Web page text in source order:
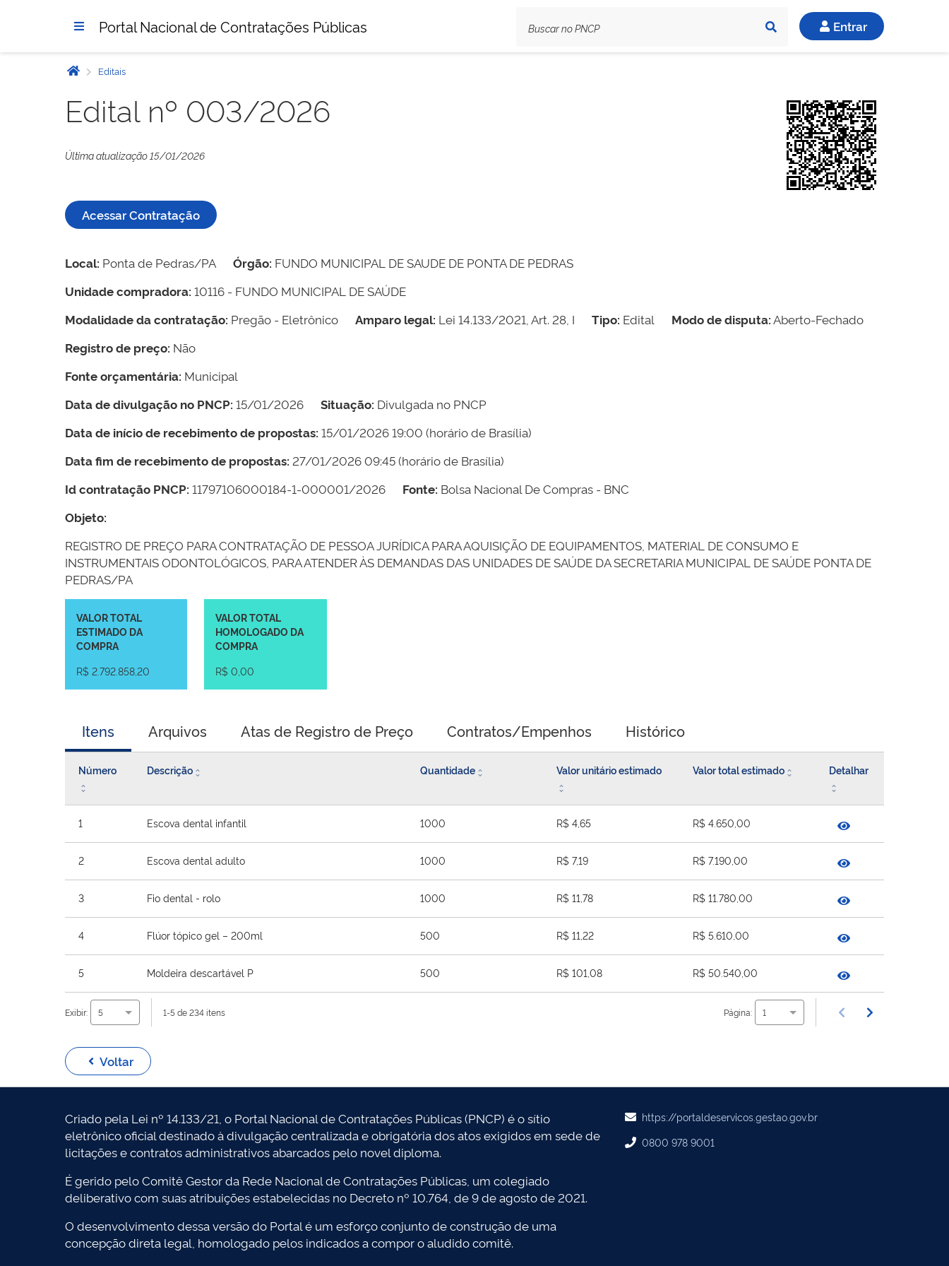
Portal Nacional de Contratações Públicas Entrar
Editais
Edital nº 003/2026
Última atualização 15/01/2026
Acessar Contratação
Local: Ponta de Pedras/PA Órgão: FUNDO MUNICIPAL DE SAUDE DE PONTA DE PEDRAS
Unidade compradora: 10116 - FUNDO MUNICIPAL DE SAÚDE
Modalidade da contratação: Pregão - Eletrônico Amparo legal: Lei 14.133/2021, Art. 28, I Tipo: Edital Modo de disputa:Aberto-Fechado
Registro de preço: Não
Fonte orçamentária: Municipal
Data de divulgação no PNCP: 15/01/2026 Situação: Divulgada no PNCP
Data de início de recebimento de propostas: 15/01/2026 19:00 (horário de Brasília)
Data fim de recebimento de propostas: 27/01/2026 09:45(horário de Brasília)
Id contratação PNCP: 11797106000184-1-000001/2026 Fonte: Bolsa Nacional De Compras - BNC
Objeto:
REGISTRO DE PREÇO PARA CONTRATAÇÃO DE PESSOA JURÍDICA PARA AQUISIÇÃO DE EQUIPAMENTOS, MATERIAL DE CONSUMO E
INSTRUMENTAIS ODONTOLÓGICOS, PARA ATENDER ÀS DEMANDAS DAS UNIDADES DE SAÚDE DA SECRETARIA MUNICIPAL DE SAÚDE PONTA DE
PEDRAS/PA
VALOR TOTAL
ESTIMADO DA
COMPRA
R$ 2.792.858,20
VALOR TOTAL
HOMOLOGADO DA
COMPRA
R$ 0,00
Itens Arquivos Atas de Registro de Preço Contratos/Empenhos Histórico
Número Descrição Quantidade Valor unitário estimado Valor total estimado Detalhar
1 Escova dental infantil 1000 R$ 4,65 R$ 4.650,00
2 Escova dental adulto 1000 R$ 7,19 R$ 7.190,00
3 Fio dental - rolo 1000 R$ 11,78 R$ 11.780,00
4 Flúor tópico gel – 200ml 500 R$ 11,22 R$ 5.610,00
5 Moldeira descartável P 500 R$ 101,08 R$ 50.540,00
Exibir: 5 1-5 de 234 itens Página: 1
Voltar
Criado pela Lei nº 14.133/21, o Portal Nacional de Contratações Públicas (PNCP) é o sítio
eletrônico oficial destinado à divulgação centralizada e obrigatória dos atos exigidos em sede de
licitações e contratos administrativos abarcados pelo novel diploma.
É gerido pelo Comitê Gestor da Rede Nacional de Contratações Públicas, um colegiado
deliberativo com suas atribuições estabelecidas no Decreto nº 10.764, de 9 de agosto de 2021.
O desenvolvimento dessa versão do Portal é um esforço conjunto de construção de uma
concepção direta legal, homologado pelos indicados a compor o aludido comitê.
https://portaldeservicos.gestao.gov.br
0800 978 9001